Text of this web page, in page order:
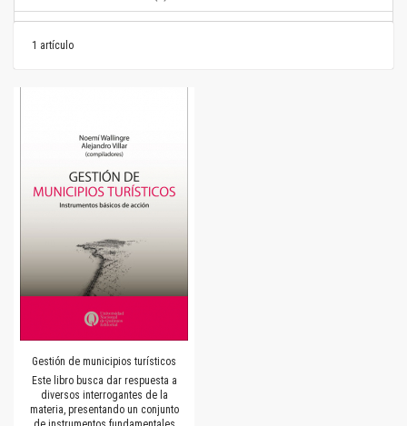
1 artículo
Gestión de municipios turísticos
Este libro busca dar respuesta a
diversos interrogantes de la
materia, presentando un conjunto